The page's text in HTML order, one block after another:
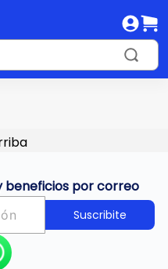
beneficios por correo
Suscribite